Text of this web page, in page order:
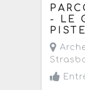
- LE